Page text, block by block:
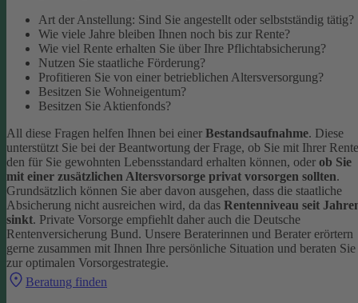
Art der Anstellung: Sind Sie angestellt oder selbstständig tätig?
Wie viele Jahre bleiben Ihnen noch bis zur Rente?
Wie viel Rente erhalten Sie über Ihre Pflichtabsicherung?
Nutzen Sie staatliche Förderung?
Profitieren Sie von einer betrieblichen Altersversorgung?
Besitzen Sie Wohneigentum?
Besitzen Sie Aktienfonds?
All diese Fragen helfen Ihnen bei einer Bestandsaufnahme. Diese
unterstützt Sie bei der Beantwortung der Frage, ob Sie mit Ihrer Rente
den für Sie gewohnten Lebensstandard erhalten können, oder ob Sie
mit einer zusätzlichen Altersvorsorge privat vorsorgen sollten.
Grundsätzlich können Sie aber davon ausgehen, dass die staatliche
Absicherung nicht ausreichen wird, da das Rentenniveau seit
sinkt. Private Vorsorge empfiehlt daher auch die Deutsche
Rentenversicherung Bund. Unsere Beraterinnen und Berater erörtern
gerne zusammen mit Ihnen Ihre persönliche Situation und beraten Sie
zur optimalen Vorsorgestrategie.
Beratung finden